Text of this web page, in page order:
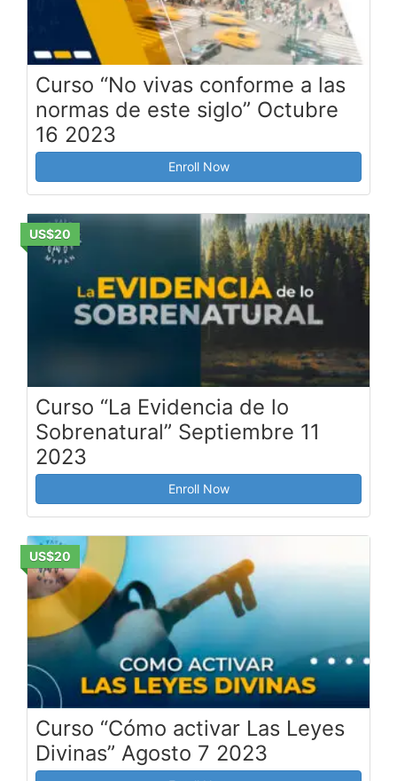
Curso “No vivas conforme a las
normas de este siglo” Octubre
16 2023
Enroll Now
US$20
Curso “La Evidencia de lo
Sobrenatural” Septiembre 11
2023
Enroll Now
US$20
Curso “Cómo activar Las Leyes
Divinas” Agosto 7 2023